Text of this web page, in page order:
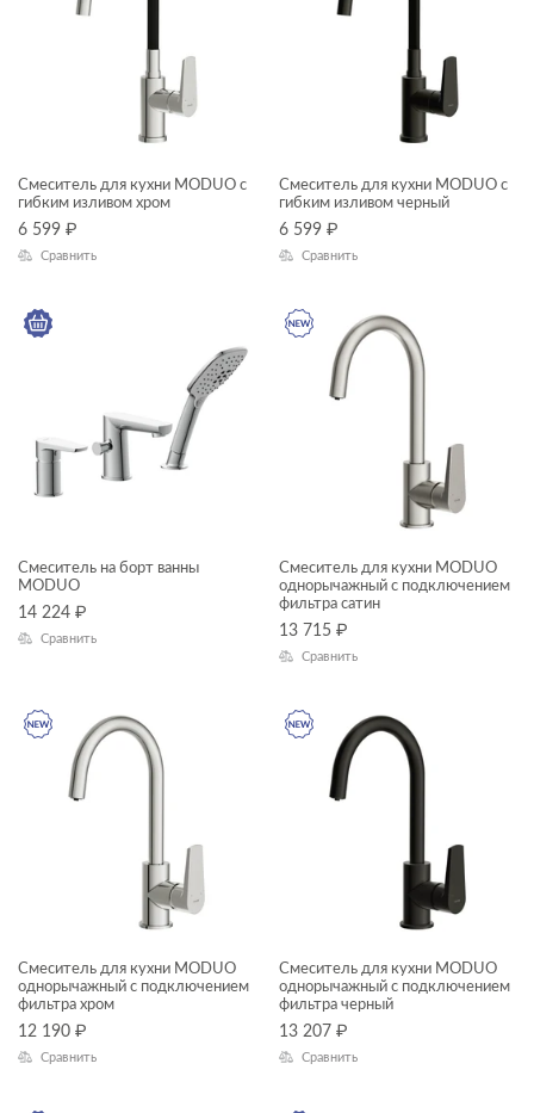
Смеситель для кухни MODUO с
гибким изливом хром
6 599 ₽
Сравнить
Смеситель для кухни MODUO с
гибким изливом черный
6 599 ₽
Сравнить
Смеситель на борт ванны
MODUO
14 224 ₽
Сравнить
Смеситель для кухни MODUO
однорычажный с подключением
фильтра сатин
13 715 ₽
Сравнить
Смеситель для кухни MODUO
однорычажный с подключением
фильтра хром
12 190 ₽
Сравнить
Смеситель для кухни MODUO
однорычажный с подключением
фильтра черный
13 207 ₽
Сравнить